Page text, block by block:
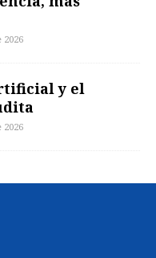
2026
y el
2026